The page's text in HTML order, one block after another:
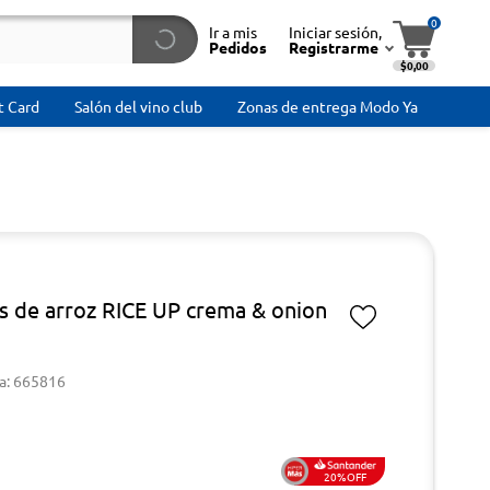
Ir a mis
Pedidos
Iniciar sesión,
Registrarme
0
$0,00
Card Salón del vino club Zonas de entrega Modo Ya
de arroz RICE UP crema & onion
665816
20%OFF